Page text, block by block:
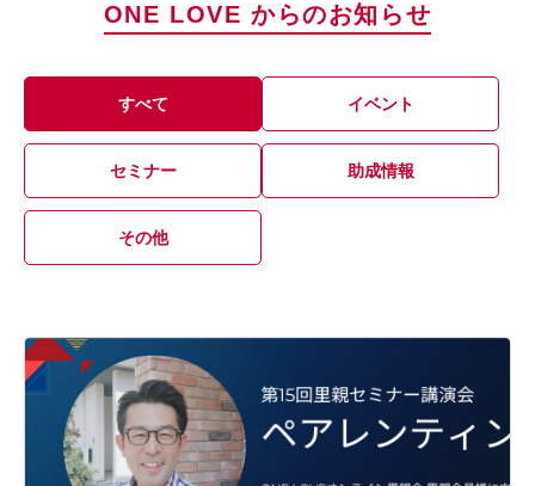
ONE LOVE からのお知らせ
すべて イベント
セミナー 助成情報
その他